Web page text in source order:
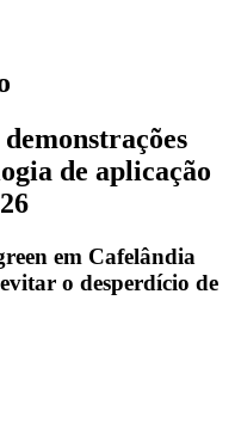
de aplicação
em Cafelândia
o desperdício de